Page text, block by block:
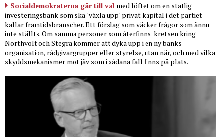
Socialdemokraterna går till val med löftet om en statlig
investeringsbank som ska "växla upp" privat kapital i det partiet
kallar framtidsbranscher. Ett förslag som väcker frågor som ännu
inte ställts. Om samma personer som återfinns kretsen kring
Northvolt och Stegra kommer att dyka upp i en ny banks
organisation, rådgivargrupper eller styrelse, utan när, och med vilka
skyddsmekanismer mot jäv som i sådana fall finns på plats.